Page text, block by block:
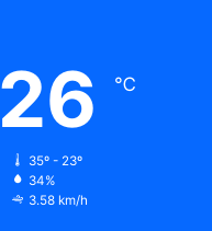
26 ℃
35º - 23º
34%
3.58 km/h